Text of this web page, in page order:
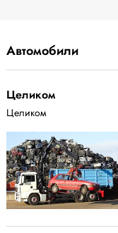
Автомобили
Целиком
Целиком